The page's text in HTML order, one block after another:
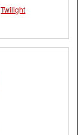
Twilight